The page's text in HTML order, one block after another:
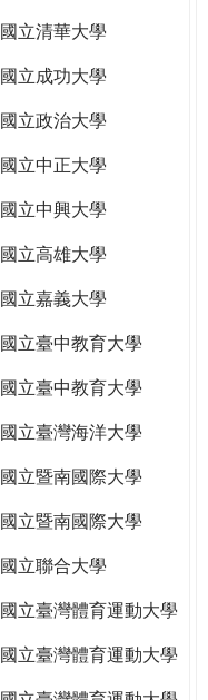
國立清華大學
國立成功大學
國立政治大學
國立中正大學
國立中興大學
國立高雄大學
國立嘉義大學
國立臺中教育大學
國立臺中教育大學
國立臺灣海洋大學
國立暨南國際大學
國立暨南國際大學
國立聯合大學
國立臺灣體育運動大學
國立臺灣體育運動大學